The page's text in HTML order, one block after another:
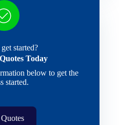
started?
Today
below to get the
started.